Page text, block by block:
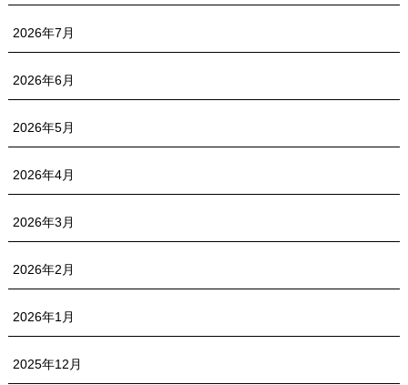
2026年7月
2026年6月
2026年5月
2026年4月
2026年3月
2026年2月
2026年1月
2025年12月